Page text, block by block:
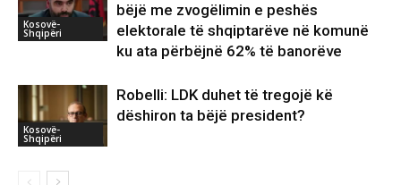
Kosovë-
Shqipëri
bëjë me zvogëlimin e peshës
elektorale të shqiptarëve në komunë
ku ata përbëjnë 62% të banorëve
Kosovë-
Shqipëri
Robelli: LDK duhet të tregojë kë
dëshiron ta bëjë president?